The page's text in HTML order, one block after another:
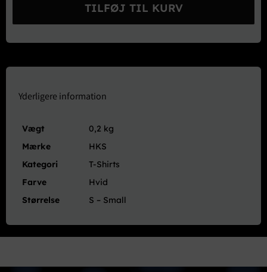
2020
T-
-
TILFØJ TIL KURV
Yderligere information
Vægt
0,2 kg
Mærke
HKS
Kategori
T-Shirts
Farve
Hvid
Størrelse
S – Small